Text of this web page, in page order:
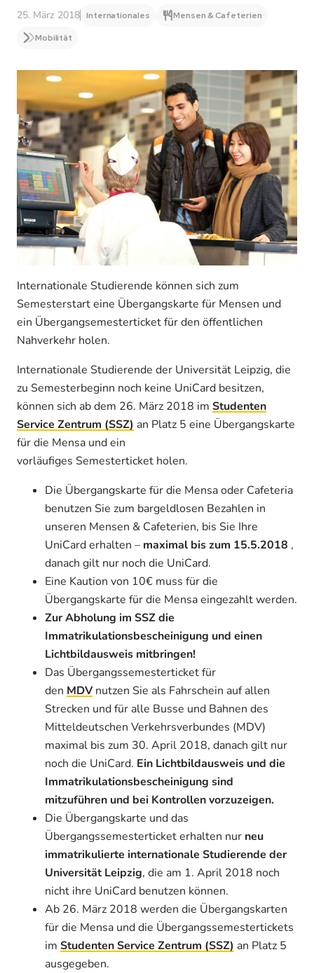
25. März 2018 Internationales
Mensen & Cafeterien
Mobilität
Internationale Studierende können sich zum
Semesterstart eine Übergangskarte für Mensen und
ein Übergangsemesterticket für den öffentlichen
Nahverkehr holen.
Internationale Studierende der Universität Leipzig, die
zu Semesterbeginn noch keine UniCard besitzen,
können sich ab dem 26. März 2018 im Studenten
Service Zentrum (SSZ) an Platz 5 eine Übergangskarte
für die Mensa und ein
vorläufiges Semesterticket holen.
Die Übergangskarte für die Mensa oder Cafeteria
benutzen Sie zum bargeldlosen Bezahlen in
unseren Mensen & Cafeterien, bis Sie Ihre
UniCard erhalten – maximal bis zum 15.5.2018 ,
danach gilt nur noch die UniCard.
Eine Kaution von 10€ muss für die
Übergangskarte für die Mensa eingezahlt werden.
Zur Abholung im SSZ die
Immatrikulationsbescheinigung und einen
Lichtbildausweis mitbringen!
Das Übergangssemesterticket für
den MDV nutzen Sie als Fahrschein auf allen
Strecken und für alle Busse und Bahnen des
Mitteldeutschen Verkehrsverbundes (MDV)
maximal bis zum 30. April 2018, danach gilt nur
noch die UniCard. Ein Lichtbildausweis und die
Immatrikulationsbescheinigung sind
mitzuführen und bei Kontrollen vorzuzeigen.
Die Übergangskarte und das
Übergangssemesterticket erhalten nur neu
immatrikulierte internationale Studierende der
Universität Leipzig, die am 1. April 2018 noch
nicht ihre UniCard benutzen können.
Ab 26. März 2018 werden die Übergangskarten
für die Mensa und die Übergangssemestertickets
im Studenten Service Zentrum (SSZ) an Platz 5
ausgegeben.